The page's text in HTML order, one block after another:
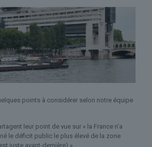
points à considérer selon notre équipe
leur point de vue sur « la France n’a
le déficit public le plus élevé de la zone
juste avant-dernière) ».